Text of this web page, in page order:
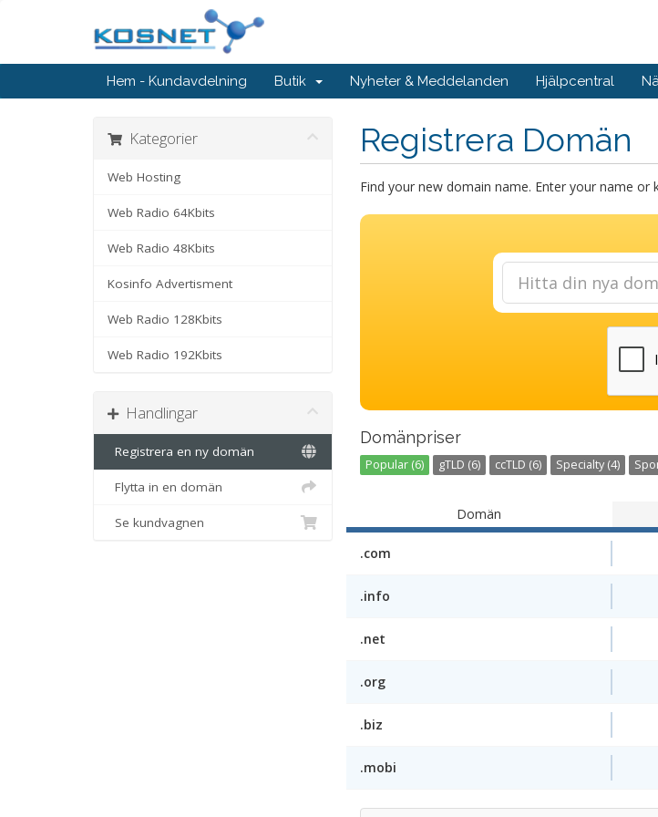
Hem - Kundavdelning Butik Nyheter & Meddelanden Hjälpcentral
Registrera Domän
Kategorier
Web Hosting
Web Radio 64Kbits
Web Radio 48Kbits
Kosinfo Advertisment
Web Radio 128Kbits
Web Radio 192Kbits
Handlingar
Registrera en ny domän
Flytta in en domän
Se kundvagnen
Find your new domain name. Enter your name or
Domänpriser
Popular (6) gTLD (6) ccTLD (6) Specialty (4)
Domän
.com
.info
.net
.org
.biz
.mobi